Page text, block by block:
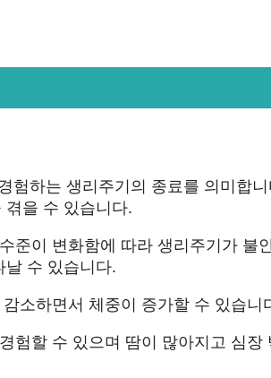
험하는 생리주기의 종료를 의미합
을 수 있습니다.
준이 변화함에 따라 생리주기가 불
날 수 있습니다.
소하면서 체중이 증가할 수 있습니
험할 수 있으며 땀이 많아지고 심장